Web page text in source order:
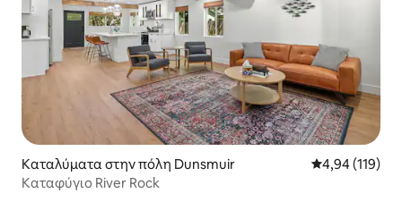
Καταλύματα στην πόλη Dunsmuir Μέση
4,94 (119)
Καταφύγιο River Rock